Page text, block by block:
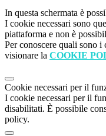
In questa schermata è
I cookie necessari sono
piattaforma e non è
Per conoscere quali sono i
visionare la COOKIE
Cookie necessari per il
I cookie necessari per il
disabilitati. È possibile
policy.